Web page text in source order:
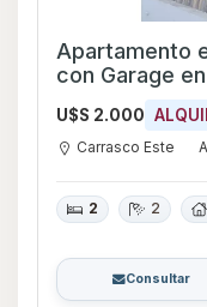
Apartamento
con Garage en Carrasco Este,
Montevideo
U$S 2.000
Carrasco Este
2 2
Consultar